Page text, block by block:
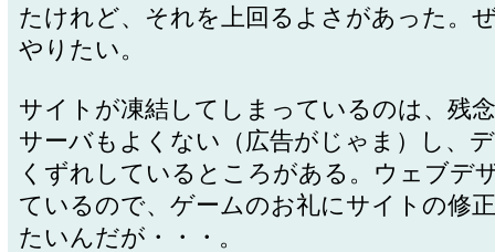
たけれど、それを上回るよさがあった。
やりたい。
サイトが凍結してしまっているのは、残
サーバもよくない（広告がじゃま）し、
くずれしているところがある。ウェブデ
ているので、ゲームのお礼にサイトの修
たいんだが・・・。